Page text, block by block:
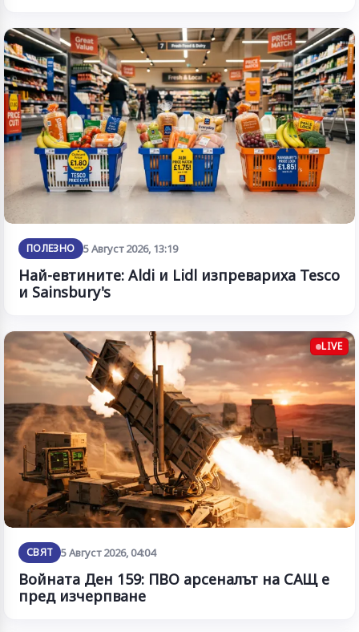
ПОЛЕЗНО 5 Август 2026, 13:19
Най-евтините: Aldi и Lidl изпревариха Tesco
и Sainsbury's
LIVE
СВЯТ 5 Август 2026, 04:04
Войната Ден 159: ПВО арсеналът на САЩ е
пред изчерпване